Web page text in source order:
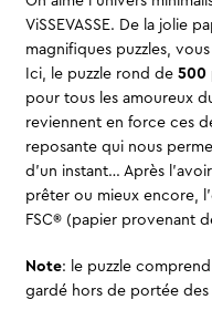
ViSSEVASSE. De la jolie
magnifiques puzzles,
Ici, le puzzle rond de 500
pour tous les amoureux
reviennent en force ces
reposante qui nous
d’un instant… Après
prêter ou mieux encore,
FSC® (papier provenant
Note: le puzzle
gardé hors de portée des